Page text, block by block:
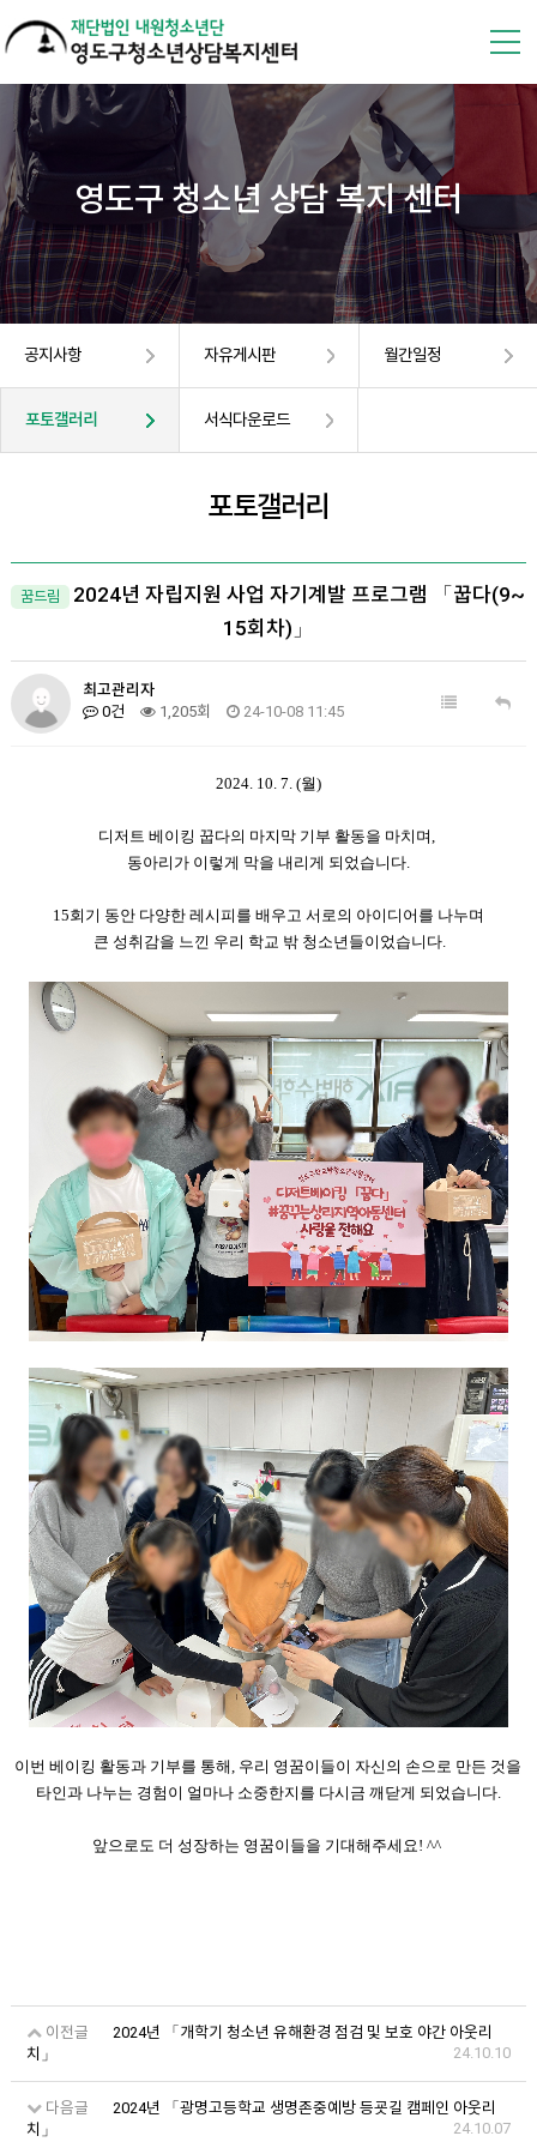
영도구 청소년 상담 복지 센터
공지사항 자유게시판 월간일정
포토갤러리 서식다운로드
포토갤러리
꿈드림
2024년 자립지원 사업 자기계발 프로그램 「꿉다(9~
15회차)」
최고관리자
0건
1,205회 24-10-08 11:45
2024. 10. 7. (월)
디저트 베이킹 꿉다의 마지막 기부 활동을 마치며,
동아리가 이렇게 막을 내리게 되었습니다.
15회기 동안 다양한 레시피를 배우고 서로의 아이디어를 나누며
큰 성취감을 느낀 우리 학교 밖 청소년들이었습니다.
이번 베이킹 활동과 기부를 통해, 우리 영꿈이들이 자신의 손으로 만든 것을
타인과 나누는 경험이 얼마나 소중한지를 다시금 깨닫게 되었습니다.
앞으로도 더 성장하는 영꿈이들을 기대해주세요! ^^
이전글
2024년 「개학기 청소년 유해환경 점검 및 보호 야간 아웃리
치」
24.10.10
다음글
2024년 「광명고등학교 생명존중예방 등굣길 캠페인 아웃리
치」
24.10.07